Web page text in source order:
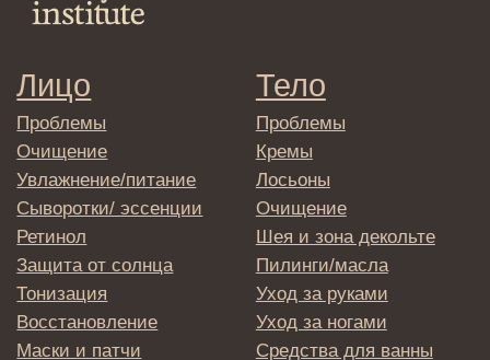
Согласие на обработку
Договор оферта
Реквизиты и контакты
Подписаться
E-mail
Отправляя адрес электронной почты
вы соглашаетесь с политикой в отношении
обработки персональных данных